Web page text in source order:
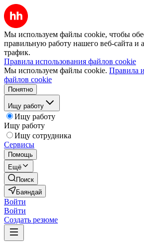
Мы используем файлы cookie, чтобы
правильную работу нашего веб-сайта и
трафик.
Правила использования файлов cookie
Мы используем файлы cookie. Правила
файлов cookie
Понятно
Ищу работу
Ищу работу
Ищу работу
Ищу сотрудника
Сервисы
Помощь
Ещё
Поиск
Баяндай
Войти
Войти
Создать резюме